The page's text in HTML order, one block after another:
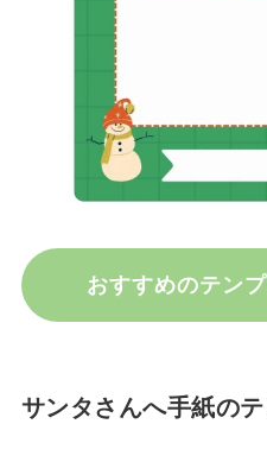
おすすめのテン
サンタさんへ手紙の